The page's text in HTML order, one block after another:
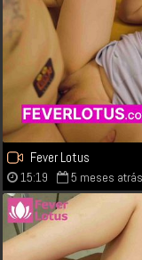
Fever Lotus
15:19 5 meses atrás